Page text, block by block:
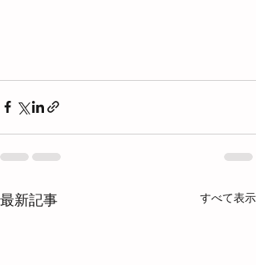
最新記事 すべて表示